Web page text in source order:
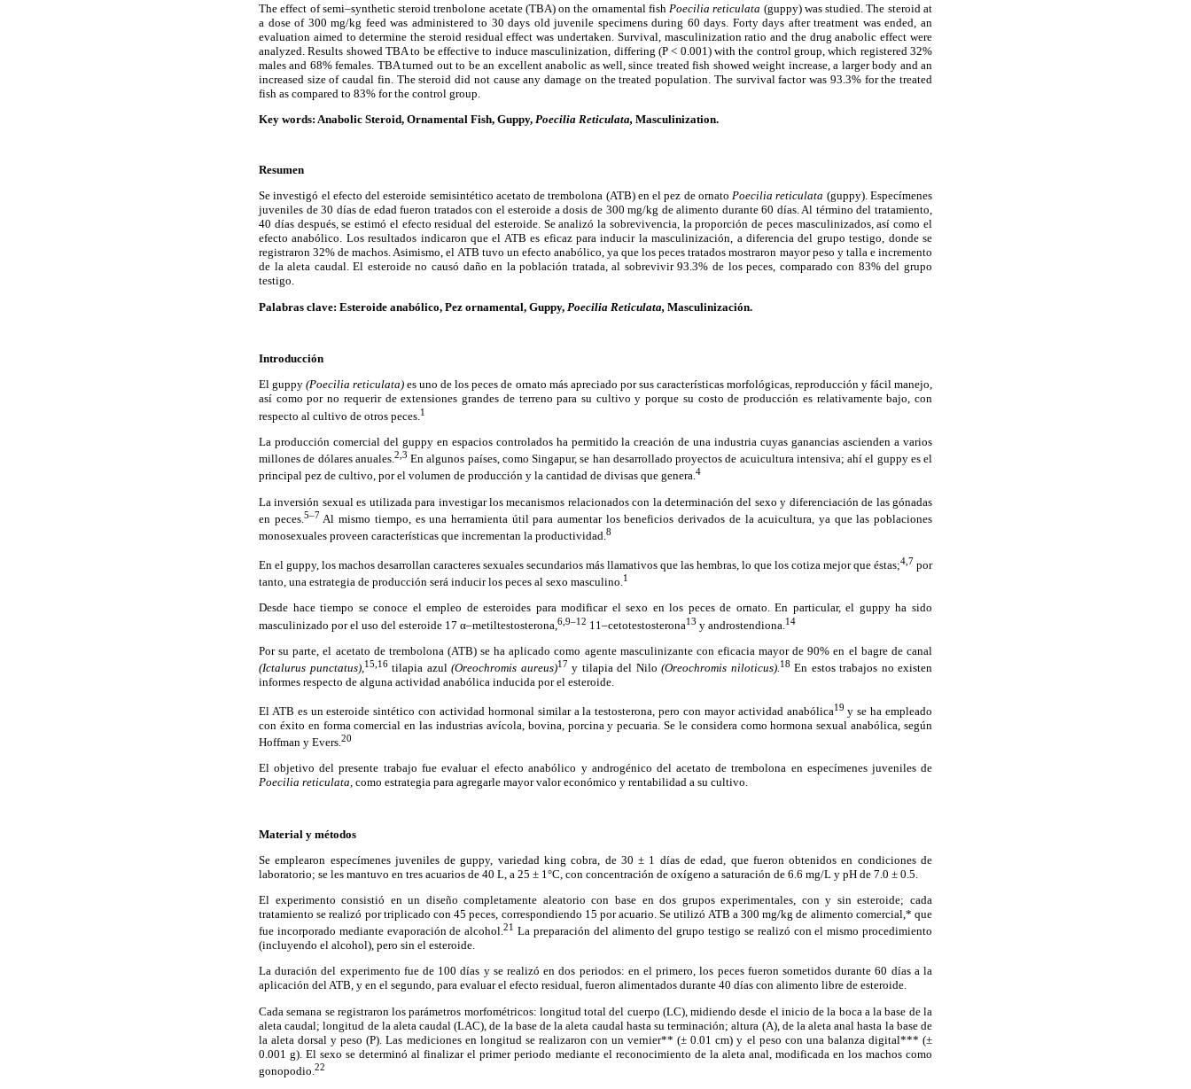
The effect of semi–synthetic steroid trenbolone acetate (TBA) on the ornamental fish Poecilia reticulata (guppy) was studied. The steroid at
a dose of 300 mg/kg feed was administered to 30 days old juvenile specimens during 60 days. Forty days after treatment was ended, an
evaluation aimed to determine the steroid residual effect was undertaken. Survival, masculinization ratio and the drug anabolic effect were
analyzed. Results showed TBA to be effective to induce masculinization, differing (P < 0.001) with the control group, which registered 32%
males and 68% females. TBA turned out to be an excellent anabolic as well, since treated fish showed weight increase, a larger body and an
increased size of caudal fin. The steroid did not cause any damage on the treated population. The survival factor was 93.3% for the treated
fish as compared to 83% for the control group.
Key words: Anabolic Steroid, Ornamental Fish, Guppy, Poecilia Reticulata, Masculinization.
Resumen
Se investigó el efecto del esteroide semisintético acetato de trembolona (ATB) en el pez de ornatoPoecilia reticulata (guppy). Especímenes
juveniles de 30 días de edad fueron tratados con el esteroide a dosis de 300 mg/kg de alimento durante 60 días. Al término del tratamiento,
40 días después, se estimó el efecto residual del esteroide. Se analizó la sobrevivencia, la proporción de peces masculinizados, así como el
efecto anabólico. Los resultados indicaron que el ATB es eficaz para inducir la masculinización, a diferencia del grupo testigo, donde se
registraron 32% de machos. Asimismo, el ATB tuvo un efecto anabólico, ya que los peces tratados mostraron mayor peso y talla e incremento
de la aleta caudal. El esteroide no causó daño en la población tratada, al sobrevivir 93.3% de los peces, comparado con 83% del grupo
testigo.
Palabras clave: Esteroide anabólico, Pez ornamental, Guppy, Poecilia Reticulata, Masculinización.
Introducción
El guppy(Poecilia reticulata)es uno de los peces de ornato más apreciado por sus características morfológicas, reproducción y fácil manejo,
así como por no requerir de extensiones grandes de terreno para su cultivo y porque su costo de producción es relativamente bajo, con
respecto al cultivo de otros peces. 1
La producción comercial del guppy en espacios controlados ha permitido la creación de una industria cuyas ganancias ascienden a varios
millones de dólares anuales.2,3 En algunos países, como Singapur, se han desarrollado proyectos de acuicultura intensiva; ahí el guppy es el
principal pez de cultivo, por el volumen de producción y la cantidad de divisas que genera.4
La inversión sexual es utilizada para investigar los mecanismos relacionados con la determinación del sexo y diferenciación de las gónadas
en peces. 5–7 Al mismo tiempo, es una herramienta útil para aumentar los beneficios derivados de la acuicultura, ya que las poblaciones
monosexuales proveen características que incrementan la productividad.8
En el guppy, los machos desarrollan caracteres sexuales secundarios más llamativos que las hembras, lo que los cotiza mejor que éstas;4,7 por
tanto, una estrategia de producción será inducir los peces al sexo masculino.1
Desde hace tiempo se conoce el empleo de esteroides para modificar el sexo en los peces de ornato. En particular, el guppy ha sido
masculinizado por el uso del esteroide 17 α–metiltestosterona, 6, 9–12 11–cetotestosterona13 y androstendiona. 14
Por su parte, el acetato de trembolona (ATB) se ha aplicado como agente masculinizante con eficacia mayor de 90% en el bagre de canal
(Ictalurus punctatus),15,16tilapia azul (Oreochromis aureus)17 y tilapia del Nilo (Oreochromis niloticus).18 En estos trabajos no existen
informes respecto de alguna actividad anabólica inducida por el esteroide.
El ATB es un esteroide sintético con actividad hormonal similar a la testosterona, pero con mayor actividad anabólica19 y se ha empleado
con éxito en forma comercial en las industrias avícola, bovina, porcina y pecuaria. Se le considera como hormona sexual anabólica, según
Hoffman y Evers. 20
El objetivo del presente trabajo fue evaluar el efecto anabólico y androgénico del acetato de trembolona en especímenes juveniles de
Poecilia reticulata, como estrategia para agregarle mayor valor económico y rentabilidad a su cultivo.
Material y métodos
Se emplearon especímenes juveniles de guppy, variedad king cobra, de 30 ± 1 días de edad, que fueron obtenidos en condiciones de
laboratorio; se les mantuvo en tres acuarios de 40 L, a 25 ± 1°C, con concentración de oxígeno a saturación de 6.6 mg/L y pH de 7.0 ± 0.5.
El experimento consistió en un diseño completamente aleatorio con base en dos grupos experimentales, con y sin esteroide; cada
tratamiento se realizó por triplicado con 45 peces, correspondiendo 15 por acuario. Se utilizó ATB a 300 mg/kg de alimento comercial,* que
fue incorporado mediante evaporación de alcohol.21 La preparación del alimento del grupo testigo se realizó con el mismo procedimiento
(incluyendo el alcohol), pero sin el esteroide.
La duración del experimento fue de 100 días y se realizó en dos periodos: en el primero, los peces fueron sometidos durante 60 días a la
aplicación del ATB, y en el segundo, para evaluar el efecto residual, fueron alimentados durante 40 días con alimento libre de esteroide.
Cada semana se registraron los parámetros morfométricos: longitud total del cuerpo (LC), midiendo desde el inicio de la boca a la base de la
aleta caudal; longitud de la aleta caudal (LAC), de la base de la aleta caudal hasta su terminación; altura (A), de la aleta anal hasta la base de
la aleta dorsal y peso (P). Las mediciones en longitud se realizaron con un vernier** (± 0.01 cm) y el peso con una balanza digital*** (±
0.001 g). El sexo se determinó al finalizar el primer periodo mediante el reconocimiento de la aleta anal, modificada en los machos como
gonopodio. 22